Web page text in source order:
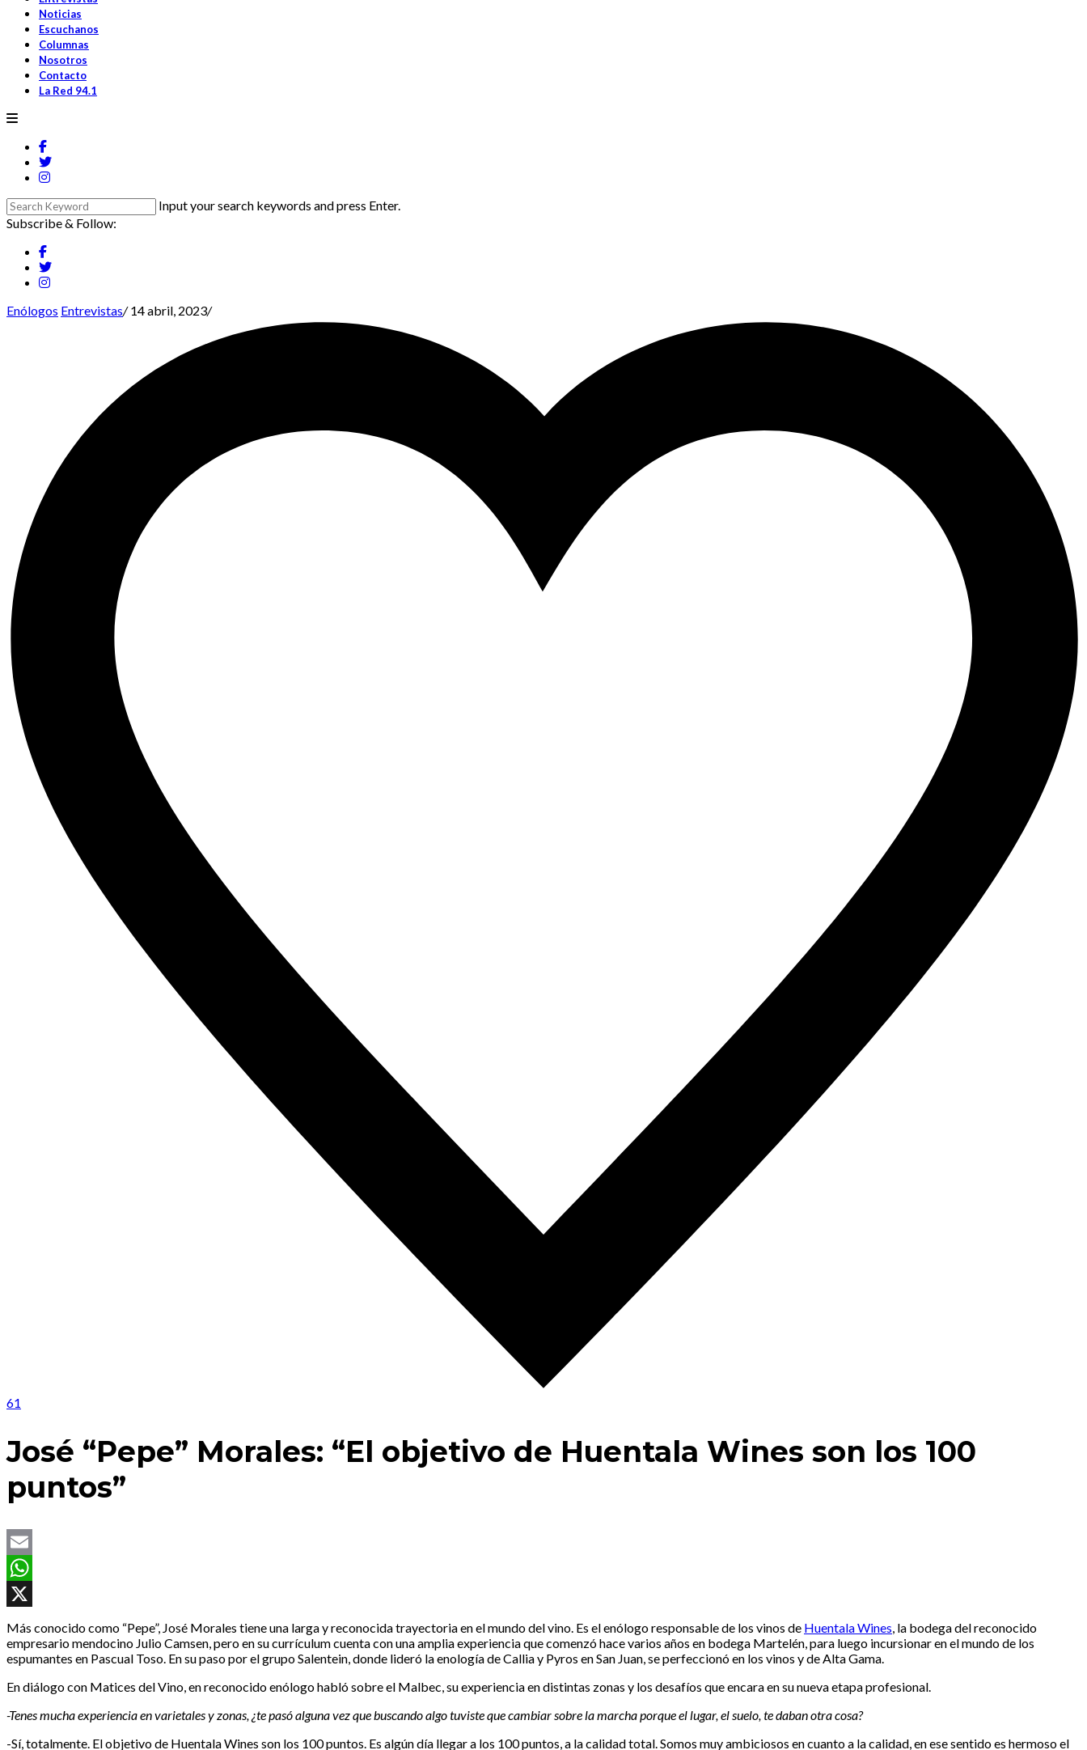
Noticias
Escuchanos
Columnas
Nosotros
Contacto
La Red 94.1
Input your search keywords and press Enter.
Subscribe & Follow:
Enólogos Entrevistas/14 abril, 2023/
61
José “Pepe” Morales: “El objetivo de Huentala Wines son los 100
puntos”
Email
WhatsApp
Más conocido como “Pepe”, José Morales tiene una larga y reconocida trayectoria en el mundo del vino. Es el enólogo responsable de los vinos de Huentala Wines, la bodega del reconocido
empresario mendocino Julio Camsen, pero en su currículum cuenta con una amplia experiencia que comenzó hace varios años en bodega Martelén, para luego incursionar en el mundo de los
espumantes en Pascual Toso. En su paso por el grupo Salentein, donde lideró la enología de Callia y Pyros en San Juan, se perfeccionó en los vinos y de Alta Gama.
En diálogo con Matices del Vino, en reconocido enólogo habló sobre el Malbec, su experiencia en distintas zonas y los desafíos que encara en su nueva etapa profesional.
-Tenes mucha experiencia en varietales y zonas, ¿te pasó alguna vez que buscando algo tuviste que cambiar sobre la marcha porque el lugar, el suelo, te daban otra cosa?
-Sí, totalmente. El objetivo de Huentala Wines son los 100 puntos. Es algún día llegar a los 100 puntos, a la calidad total. Somos muy ambiciosos en cuanto a la calidad, en ese sentido es hermoso el